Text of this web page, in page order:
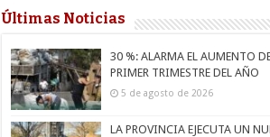
Últimas Noticias
30 %: ALARMA EL AUMENTO
PRIMER TRIMESTRE DEL AÑO
5 de agosto de 2026
LA PROVINCIA EJECUTA UN